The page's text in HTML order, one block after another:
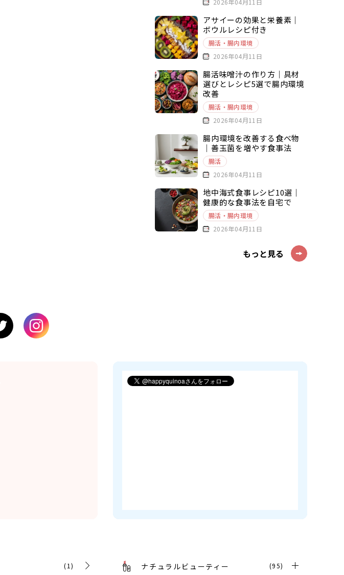
2026年04月11日
アサイーの効果と栄養素｜
ボウルレシピ付き
腸活・腸内環境
2026年04月11日
腸活味噌汁の作り方｜具材
選びとレシピ5選で腸内環境
改善
腸活・腸内環境
2026年04月11日
腸内環境を改善する食べ物
｜善玉菌を増やす食事法
腸活
2026年04月11日
地中海式食事レシピ10選｜
健康的な食事法を自宅で
腸活・腸内環境
2026年04月11日
もっと見る
(1) ナチュラルビューティー (95)